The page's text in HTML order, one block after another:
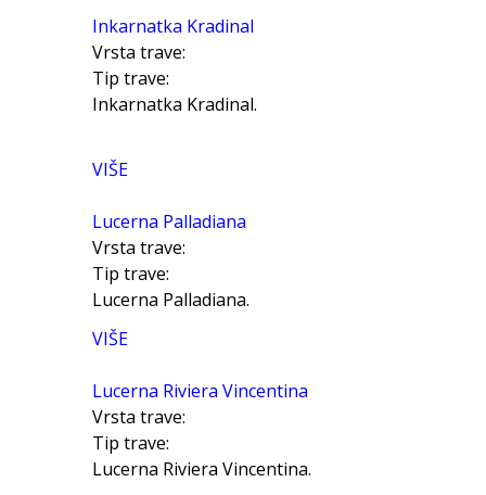
Inkarnatka Kradinal
Vrsta trave:
Tip trave:
Inkarnatka Kradinal.
VIŠE
Lucerna Palladiana
Vrsta trave:
Tip trave:
Lucerna Palladiana.
VIŠE
Lucerna Riviera Vincentina
Vrsta trave:
Tip trave:
Lucerna Riviera Vincentina.